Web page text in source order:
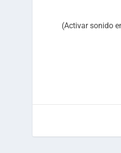
(Activar sonido